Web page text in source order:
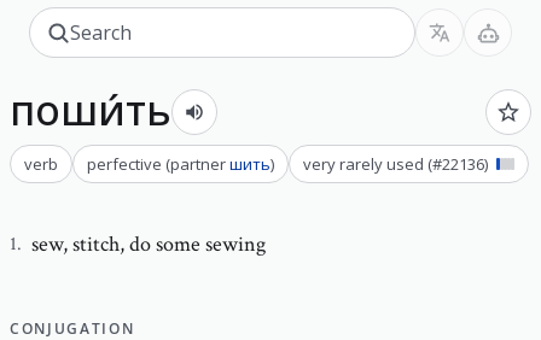
поши́ть
verb perfective (partnerшить) very rarely used (#22136)
1. sew,stitch, do some sewing
CONJUGATION